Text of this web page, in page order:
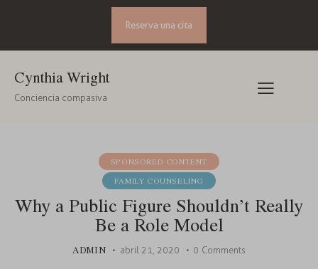
Reserva una cita
Cynthia Wright
Conciencia compasiva
SPONSORED CONTENT
FAMILY COUNSELING
Why a Public Figure Shouldn’t Really
Be a Role Model
ADMIN abril 21, 2020 0 Comments